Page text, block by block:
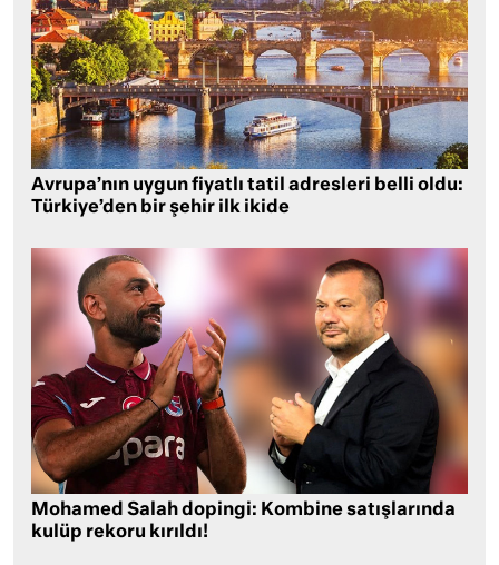
Avrupa’nın uygun fiyatlı tatil adresleri belli oldu:
Türkiye’den bir şehir ilk ikide
Mohamed Salah dopingi: Kombine satışlarında
kulüp rekoru kırıldı!